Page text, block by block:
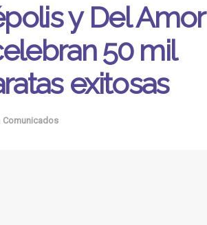
y Del Amor
50 mil
exitosas
Comunicados